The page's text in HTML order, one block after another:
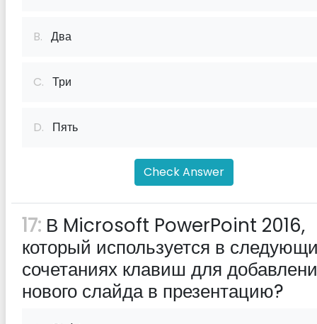
B. Два
C. Три
D. Пять
Check Answer
17: В Microsoft PowerPoint 2016,
который используется в
сочетаниях клавиш для
нового слайда в презентацию?